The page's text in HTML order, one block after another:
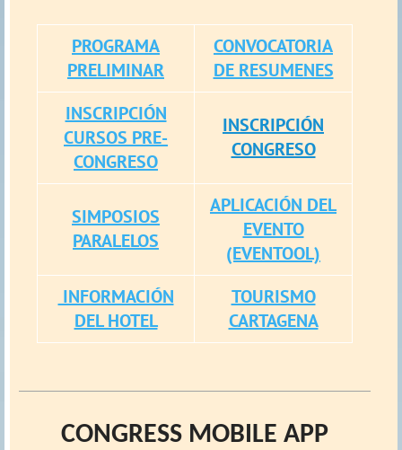
PROGRAMA
PRELIMINAR
CONVOCATORIA
DE RESUMENES
INSCRIPCIÓN
CURSOS PRE-
CONGRESO
INSCRIPCIÓN
CONGRESO
SIMPOSIOS
PARALELOS
APLICACIÓN DEL
EVENTO
(EVENTOOL)
INFORMACIÓN
DEL HOTEL
TOURISMO
CARTAGENA
CONGRESS MOBILE APP